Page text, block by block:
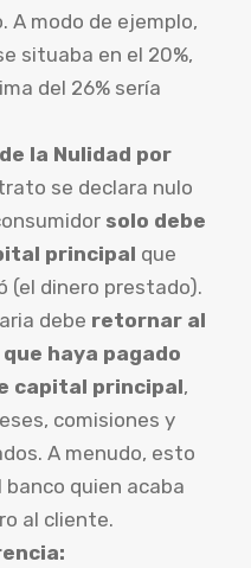
A modo de ejemplo,
situaba en el 20%,
del 26% sería
la Nulidad por
se declara nulo
solo debe
principal que
(el dinero prestado).
debe retornar al
haya pagado
capital principal,
comisiones y
A menudo, esto
banco quien acaba
al cliente.